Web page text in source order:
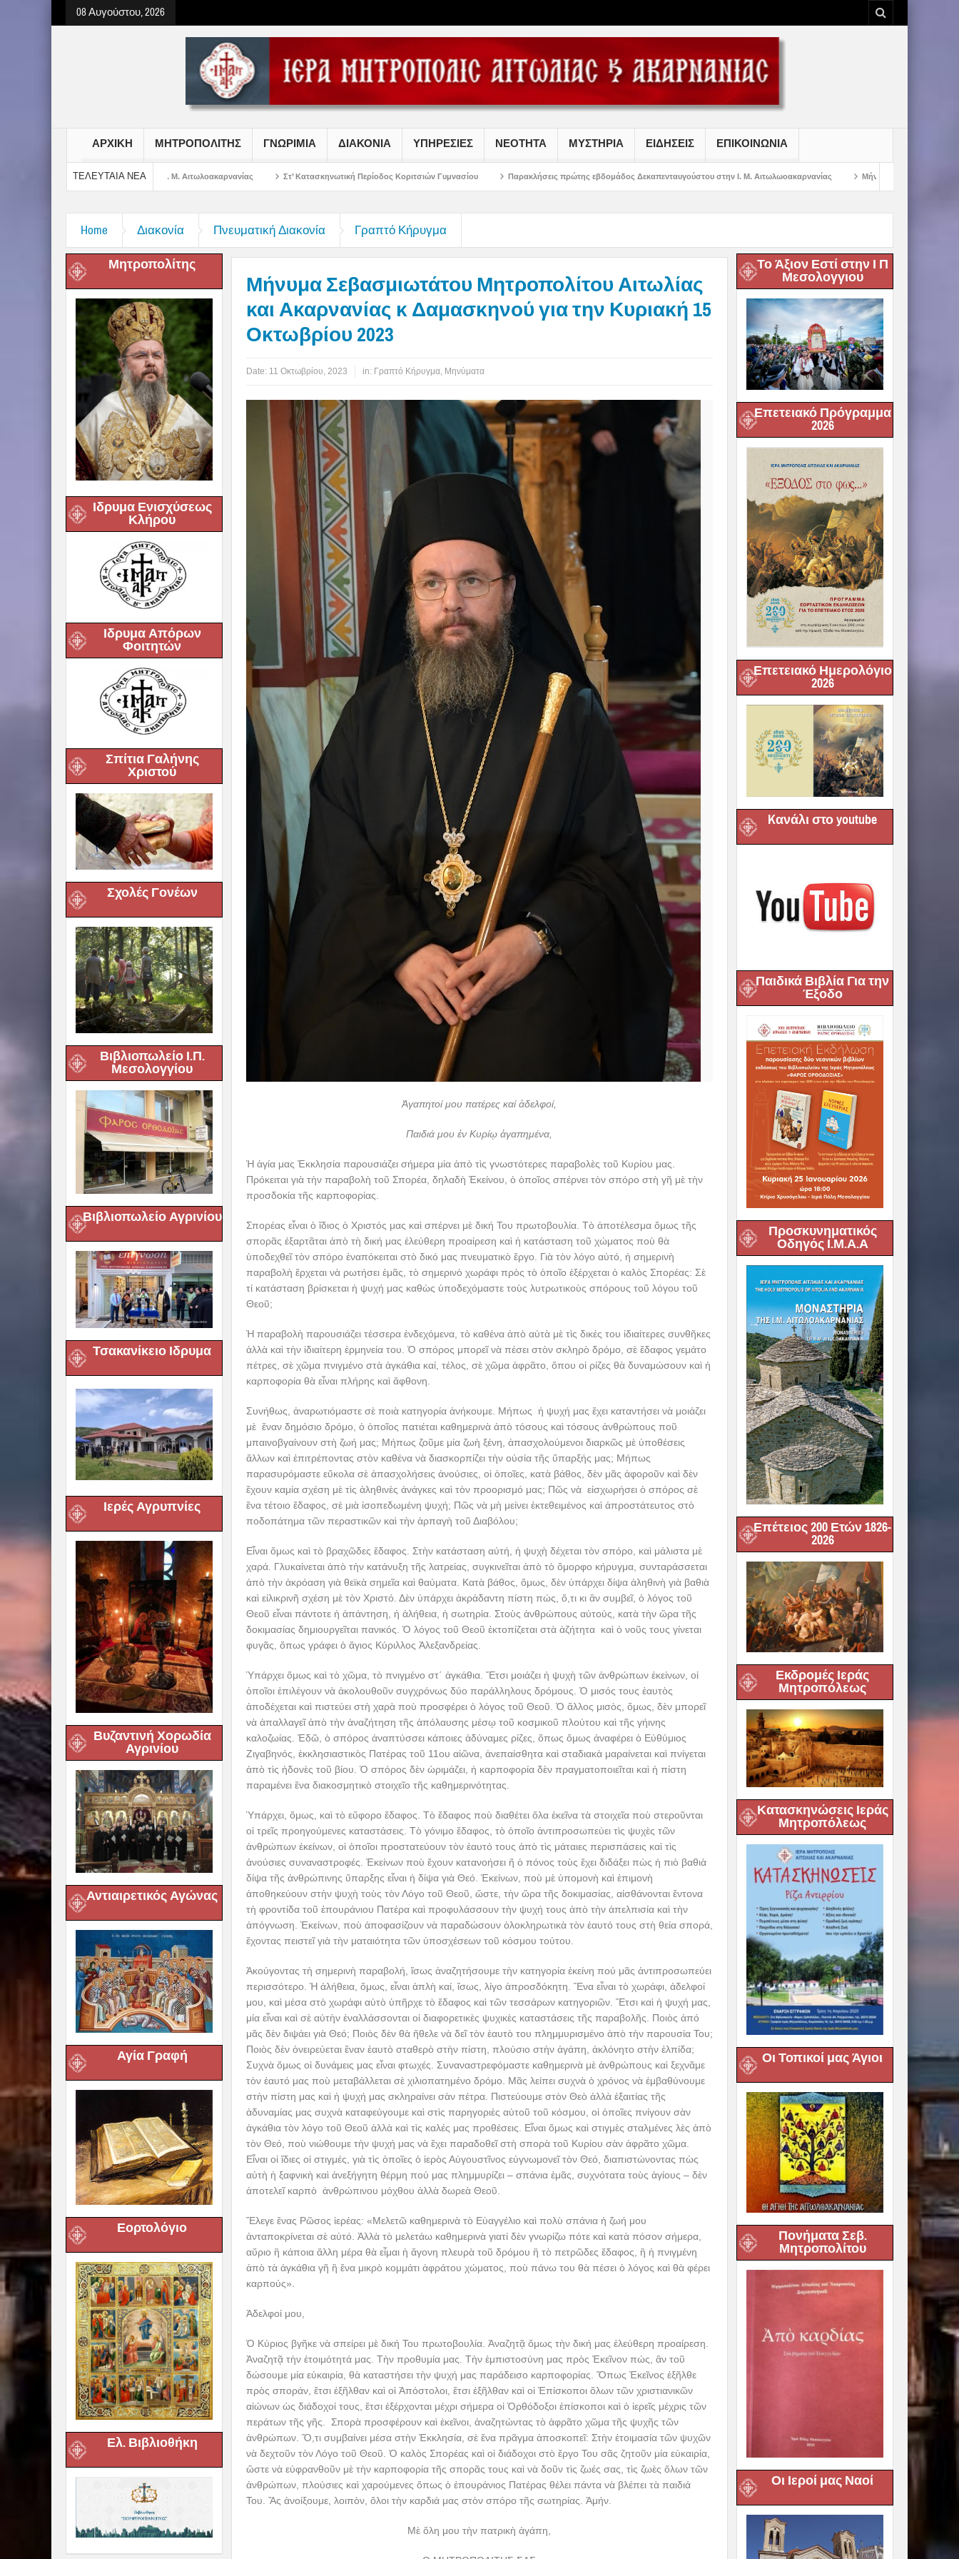
08 Αυγούστου, 2026
ΑΡΧΙΚΗ ΜΗΤΡΟΠΟΛΙΤΗΣ ΓΝΩΡΙΜΙΑ ΔΙΑΚΟΝΙΑ ΥΠΗΡΕΣΙΕΣ ΝΕΟΤΗΤΑ ΜΥΣΤΗΡΙΑ ΕΙΔΗΣΕΙΣ ΕΠΙΚΟΙΝΩΝΙΑ
ΤΕΛΕΥΤΑΙΑ ΝΕΑ
Χριστού στην Ι. Μ. Αιτωλοακαρνανίας Στ’ Κατασκηνωτική Περίοδος Κοριτσιών Γυμνασίου Παρακλήσεις πρώτης εβδομάδος Δεκαπενταυγούστου στην Ι. Μ. Αιτωλωοακαρνανίας Μήνυμα Σεβασμιωτάτου Μητροπολίτου
Home Διακονία Πνευματική Διακονία Γραπτό Κήρυγμα
Μητροπολίτης
Ιδρυμα Ενισχύσεως
Κλήρου
Ιδρυμα Απόρων
Φοιτητών
Σπίτια Γαλήνης
Χριστού
Σχολές Γονέων
Βιβλιοπωλείο Ι.Π.
Μεσολογγίου
Βιβλιοπωλείο Αγρινίου
Τσακανίκειο Ιδρυμα
Ιερές Αγρυπνίες
Βυζαντινή Χορωδία
Αγρινίου
Αντιαιρετικός Αγώνας
Αγία Γραφή
Εορτολόγιο
Ελ. Βιβλιοθήκη
Μήνυμα Σεβασμιωτάτου Μητροπολίτου Αιτωλίας
και Ακαρνανίας κ Δαμασκηνού για την Κυριακή 15
Οκτωβρίου 2023
Date: 11 Οκτωβρίου, 2023 in: Γραπτό Κήρυγμα, Μηνύματα
Ἀγαπητοί μου πατέρες καί ἀδελφοί,
Παιδιά μου ἐν Κυρίῳ ἀγαπημένα,
Ἡ ἁγία μας Ἐκκλησία παρουσιάζει σήμερα μία ἀπὸ τὶς γνωστότερες παραβολὲς τοῦ Κυρίου μας.
Πρόκειται γιὰ τὴν παραβολὴ τοῦ Σπορέα, δηλαδὴ Ἐκείνου, ὁ ὁποῖος σπέρνει τὸν σπόρο στὴ γῆ μὲ τὴν
προσδοκία τῆς καρποφορίας.
Σπορέας εἶναι ὁ ἴδιος ὁ Χριστός μας καὶ σπέρνει μὲ δική Του πρωτοβουλία. Τὸ ἀποτέλεσμα ὅμως τῆς
σπορᾶς ἐξαρτᾶται ἀπὸ τὴ δική μας ἐλεύθερη προαίρεση καὶ ἡ κατάσταση τοῦ χώματος ποὺ θὰ
ὑποδεχθεῖ τὸν σπόρο ἐναπόκειται στὸ δικό μας πνευματικὸ ἔργο. Γιὰ τὸν λόγο αὐτό, ἡ σημερινὴ
παραβολὴ ἔρχεται νὰ ρωτήσει ἐμᾶς, τὸ σημερινὸ χωράφι πρὸς τὸ ὁποῖο ἐξέρχεται ὁ καλὸς Σπορέας: Σὲ
τί κατάσταση βρίσκεται ἡ ψυχή μας καθὼς ὑποδεχόμαστε τοὺς λυτρωτικοὺς σπόρους τοῦ λόγου τοῦ
Θεοῦ;
Ἡ παραβολὴ παρουσιάζει τέσσερα ἐνδεχόμενα, τὸ καθένα ἀπὸ αὐτὰ μὲ τὶς δικές του ἰδιαίτερες συνθῆκες
ἀλλὰ καὶ τὴν ἰδιαίτερη ἑρμηνεία του. Ὁ σπόρος μπορεῖ νὰ πέσει στὸν σκληρὸ δρόμο, σὲ ἔδαφος γεμάτο
πέτρες, σὲ χῶμα πνιγμένο στὰ ἀγκάθια καί, τέλος, σὲ χῶμα ἀφρᾶτο, ὅπου οἱ ρίζες θὰ δυναμώσουν καὶ ἡ
καρποφορία θὰ εἶναι πλήρης καὶ ἄφθονη.
Συνήθως, ἀναρωτιόμαστε σὲ ποιὰ κατηγορία ἀνήκουμε. Μήπως ἡ ψυχή μας ἔχει καταντήσει νὰ μοιάζει
μὲ ἕναν δημόσιο δρόμο, ὁ ὁποῖος πατιέται καθημερινὰ ἀπὸ τόσους καὶ τόσους ἀνθρώπους ποῦ
μπαινοβγαίνουν στὴ ζωή μας; Μήπως ζοῦμε μία ζωὴ ξένη, ἀπασχολούμενοι διαρκῶς μὲ ὑποθέσεις
ἄλλων καὶ ἐπιτρέποντας στὸν καθένα νὰ διασκορπίζει τὴν οὐσία τῆς ὕπαρξής μας; Μήπως
παρασυρόμαστε εὔκολα σὲ ἀπασχολήσεις ἀνούσιες, οἱ ὁποῖες, κατὰ βάθος, δὲν μᾶς ἀφοροῦν καὶ δὲν
ἔχουν καμία σχέση μὲ τὶς ἀληθινὲς ἀνάγκες καὶ τὸν προορισμό μας; Πῶς νὰ εἰσχωρήσει ὁ σπόρος σὲ
ἕνα τέτοιο ἔδαφος, σὲ μιὰ ἰσοπεδωμένη ψυχή; Πῶς νὰ μὴ μείνει ἐκτεθειμένος καὶ ἀπροστάτευτος στὸ
ποδοπάτημα τῶν περαστικῶν καὶ τὴν ἁρπαγὴ τοῦ Διαβόλου;
Εἶναι ὅμως καὶ τὸ βραχῶδες ἔδαφος. Στὴν κατάσταση αὐτή, ἡ ψυχὴ δέχεται τὸν σπόρο, καὶ μάλιστα μὲ
χαρά. Γλυκαίνεται ἀπὸ τὴν κατάνυξη τῆς λατρείας, συγκινεῖται ἀπὸ τὸ ὄμορφο κήρυγμα, συνταράσσεται
ἀπὸ τὴν ἀκρόαση γιὰ θεϊκὰ σημεῖα καὶ θαύματα. Κατὰ βάθος, ὅμως, δὲν ὑπάρχει δίψα ἀληθινὴ γιὰ βαθιὰ
καὶ εἰλικρινῆ σχέση μὲ τὸν Χριστό. Δὲν ὑπάρχει ἀκράδαντη πίστη πώς, ὅ,τι κι ἂν συμβεῖ, ὁ λόγος τοῦ
Θεοῦ εἶναι πάντοτε ἡ ἀπάντηση, ἡ ἀλήθεια, ἡ σωτηρία. Στοὺς ἀνθρώπους αὐτούς, κατὰ τὴν ὥρα τῆς
δοκιμασίας δημιουργεῖται πανικός. Ὁ λόγος τοῦ Θεοῦ ἐκτοπίζεται στὰ ἀζήτητα καὶ ὁ νοῦς τους γίνεται
φυγᾶς, ὅπως γράφει ὁ ἅγιος Κύριλλος Ἀλεξανδρείας.
Ὑπάρχει ὅμως καὶ τὸ χῶμα, τὸ πνιγμένο στ΄ ἀγκάθια. Ἔτσι μοιάζει ἡ ψυχὴ τῶν ἀνθρώπων ἐκείνων, οἱ
ὁποῖοι ἐπιλέγουν νὰ ἀκολουθοῦν συγχρόνως δύο παράλληλους δρόμους. Ὁ μισός τους ἑαυτὸς
ἀποδέχεται καὶ πιστεύει στὴ χαρὰ ποὺ προσφέρει ὁ λόγος τοῦ Θεοῦ. Ὁ ἄλλος μισὸς, ὅμως, δὲν μπορεῖ
νὰ ἀπαλλαγεῖ ἀπὸ τὴν ἀναζήτηση τῆς ἀπόλαυσης μέσῳ τοῦ κοσμικοῦ πλούτου καὶ τῆς γήινης
καλοζωίας. Ἐδῶ, ὁ σπόρος ἀναπτύσσει κάποιες ἀδύναμες ρίζες, ὅπως ὅμως ἀναφέρει ὁ Εὐθύμιος
Ζιγαβηνός, ἐκκλησιαστικὸς Πατέρας τοῦ 11ου αἰῶνα, ἀνεπαίσθητα καὶ σταδιακὰ μαραίνεται καὶ πνίγεται
ἀπὸ τὶς ἡδονὲς τοῦ βίου. Ὁ σπόρος δὲν ὡριμάζει, ἡ καρποφορία δὲν πραγματοποιεῖται καὶ ἡ πίστη
παραμένει ἕνα διακοσμητικὸ στοιχεῖο τῆς καθημερινότητας.
Ὑπάρχει, ὅμως, καὶ τὸ εὔφορο ἔδαφος. Τὸ ἔδαφος ποὺ διαθέτει ὅλα ἐκεῖνα τὰ στοιχεῖα ποὺ στεροῦνται
οἱ τρεῖς προηγούμενες καταστάσεις. Τὸ γόνιμο ἔδαφος, τὸ ὁποῖο ἀντιπροσωπεύει τὶς ψυχὲς τῶν
ἀνθρώπων ἐκείνων, οἱ ὁποῖοι προστατεύουν τὸν ἑαυτό τους ἀπὸ τὶς μάταιες περισπάσεις καὶ τὶς
ἀνούσιες συναναστροφές. Ἐκείνων ποὺ ἔχουν κατανοήσει ἤ ὁ πόνος τοὺς ἔχει διδάξει πὼς ἡ πιὸ βαθιὰ
δίψα τῆς ἀνθρώπινης ὕπαρξης εἶναι ἡ δίψα γιὰ Θεό. Ἐκείνων, ποὺ μὲ ὑπομονὴ καὶ ἐπιμονὴ
ἀποθηκεύουν στὴν ψυχὴ τοὺς τὸν Λόγο τοῦ Θεοῦ, ὥστε, τὴν ὥρα τῆς δοκιμασίας, αἰσθάνονται ἔντονα
τὴ φροντίδα τοῦ ἐπουράνιου Πατέρα καὶ προφυλάσσουν τὴν ψυχή τους ἀπὸ τὴν ἀπελπισία καὶ τὴν
ἀπόγνωση. Ἐκείνων, ποὺ ἀποφασίζουν νὰ παραδώσουν ὁλοκληρωτικὰ τὸν ἑαυτό τους στὴ θεία σπορά,
ἔχοντας πειστεῖ γιὰ τὴν ματαιότητα τῶν ὑποσχέσεων τοῦ κόσμου τούτου.
Ἀκούγοντας τὴ σημερινὴ παραβολή, ἴσως ἀναζητήσουμε τὴν κατηγορία ἐκείνη πού μᾶς ἀντιπροσωπεύει
περισσότερο. Ἡ ἀλήθεια, ὅμως, εἶναι ἁπλὴ καί, ἴσως, λίγο ἀπροσδόκητη. Ἕνα εἶναι τὸ χωράφι, ἀδελφοί
μου, καὶ μέσα στὸ χωράφι αὐτὸ ὑπῆρχε τὸ ἔδαφος καὶ τῶν τεσσάρων κατηγοριῶν. Ἔτσι καὶ ἡ ψυχή μας,
μία εἶναι καὶ σὲ αὐτὴν ἐναλλάσσονται οἱ διαφορετικὲς ψυχικὲς καταστάσεις τῆς παραβολῆς. Ποιὸς ἀπό
μᾶς δὲν διψάει γιὰ Θεό; Ποιὸς δὲν θὰ ἤθελε νὰ δεῖ τὸν ἑαυτὸ του πλημμυρισμένο ἀπὸ τὴν παρουσία Του;
Ποιὸς δὲν ὀνειρεύεται ἕναν ἑαυτὸ σταθερὸ στὴν πίστη, πλούσιο στὴν ἀγάπη, ἀκλόνητο στὴν ἐλπίδα;
Συχνὰ ὅμως οἱ δυνάμεις μας εἶναι φτωχές. Συναναστρεφόμαστε καθημερινὰ μὲ ἀνθρώπους καὶ ξεχνᾶμε
τὸν ἑαυτό μας ποὺ μεταβάλλεται σὲ χιλιοπατημένο δρόμο. Μᾶς λείπει συχνὰ ὁ χρόνος νὰ ἐμβαθύνουμε
στὴν πίστη μας καὶ ἡ ψυχή μας σκληραίνει σὰν πέτρα. Πιστεύουμε στὸν Θεὸ ἀλλὰ ἐξαιτίας τῆς
ἀδυναμίας μας συχνὰ καταφεύγουμε καὶ στὶς παρηγοριὲς αὐτοῦ τοῦ κόσμου, οἱ ὁποῖες πνίγουν σὰν
ἀγκάθια τὸν λόγο τοῦ Θεοῦ ἀλλὰ καὶ τὶς καλές μας προθέσεις. Εἶναι ὅμως καὶ στιγμὲς σταλμένες λὲς ἀπὸ
τὸν Θεό, ποὺ νιώθουμε τὴν ψυχή μας νὰ ἔχει παραδοθεῖ στὴ σπορὰ τοῦ Κυρίου σὰν ἀφρᾶτο χῶμα.
Εἶναι οἱ ἴδιες οἱ στιγμές, γιὰ τὶς ὁποῖες ὁ ἱερὸς Αὐγουστῖνος εὐγνωμονεῖ τὸν Θεό, διαπιστώνοντας πὼς
αὐτὴ ἡ ξαφνικὴ καὶ ἀνεξήγητη θέρμη πού μας πλημμυρίζει – σπάνια ἐμᾶς, συχνότατα τοὺς ἁγίους – δὲν
ἀποτελεῖ καρπὸ ἀνθρώπινου μόχθου ἀλλὰ δωρεὰ Θεοῦ.
Ἔλεγε ἕνας Ρῶσος ἱερέας: «Μελετῶ καθημερινὰ τὸ Εὐαγγέλιο καὶ πολὺ σπάνια ἡ ζωή μου
ἀνταποκρίνεται σὲ αὐτό. Ἀλλὰ τὸ μελετάω καθημερινὰ γιατί δὲν γνωρίζω πότε καὶ κατὰ πόσον σήμερα,
αὔριο ἢ κάποια ἄλλη μέρα θὰ εἶμαι ἡ ἄγονη πλευρὰ τοῦ δρόμου ἢ τὸ πετρῶδες ἔδαφος, ἢ ἡ πνιγμένη
ἀπὸ τὰ ἀγκάθια γῆ ἢ ἕνα μικρὸ κομμάτι ἀφράτου χώματος, ποὺ πάνω του θὰ πέσει ὁ λόγος καὶ θὰ φέρει
καρπούς».
Ἀδελφοί μου,
Ὁ Κύριος βγῆκε νὰ σπείρει μὲ δική Του πρωτοβουλία. Ἀναζητᾷ ὅμως τὴν δική μας ἐλεύθερη προαίρεση.
Ἀναζητᾷ τὴν ἑτοιμότητά μας. Τὴν προθυμία μας. Τὴν ἐμπιστοσύνη μας πρὸς Ἐκεῖνον πώς, ἂν τοῦ
δώσουμε μία εὐκαιρία, θὰ καταστήσει τὴν ψυχή μας παράδεισο καρποφορίας. Ὅπως Ἐκεῖνος ἐξῆλθε
πρὸς σποράν, ἔτσι ἐξῆλθαν καὶ οἱ Ἀπόστολοι, ἔτσι ἐξῆλθαν καὶ οἱ Ἐπίσκοποι ὅλων τῶν χριστιανικῶν
αἰώνων ὡς διάδοχοί τους, ἔτσι ἐξέρχονται μέχρι σήμερα οἱ Ὀρθόδοξοι ἐπίσκοποι καὶ ὁ ἱερεῖς μέχρις τῶν
περάτων τῆς γῆς. Σπορὰ προσφέρουν καὶ ἐκεῖνοι, ἀναζητώντας τὸ ἀφρᾶτο χῶμα τῆς ψυχῆς τῶν
ἀνθρώπων. Ὅ,τι συμβαίνει μέσα στὴν Ἐκκλησία, σὲ ἕνα πρᾶγμα ἀποσκοπεῖ: Στὴν ἑτοιμασία τῶν ψυχῶν
νὰ δεχτοῦν τὸν Λόγο τοῦ Θεοῦ. Ὁ καλὸς Σπορέας καὶ οἱ διάδοχοι στὸ ἔργο Του σᾶς ζητοῦν μία εὐκαιρία,
ὥστε νὰ εὐφρανθοῦν μὲ τὴν καρποφορία τῆς σπορᾶς τους καὶ νὰ δοῦν τὶς ζωές σας, τὶς ζωὲς ὅλων τῶν
ἀνθρώπων, πλούσιες καὶ χαρούμενες ὅπως ὁ ἐπουράνιος Πατέρας θέλει πάντα νὰ βλέπει τὰ παιδιά
Του. Ἄς ἀνοίξουμε, λοιπὸν, ὅλοι τὴν καρδιά μας στὸν σπόρο τῆς σωτηρίας. Ἀμήν.
Μὲ ὅλη μου τὴν πατρικὴ ἀγάπη,
Το Άξιον Εστί στην Ι Π
Μεσολογγιου
Επετειακό Πρόγραμμα
2026
Επετειακό Ημερολόγιο
2026
Kανάλι στο youtube
Παιδικά Βιβλία Για την
Έξοδο
Προσκυνηματικός
Οδηγός Ι.Μ.Α.Α
Επέτειος 200 Ετών 1826-
2026
Εκδρομές Ιεράς
Μητροπόλεως
Κατασκηνώσεις Ιεράς
Μητροπόλεως
Οι Τοπικοί μας Άγιοι
Πονήματα Σεβ.
Μητροπολίτου
Οι Ιεροί μας Ναοί